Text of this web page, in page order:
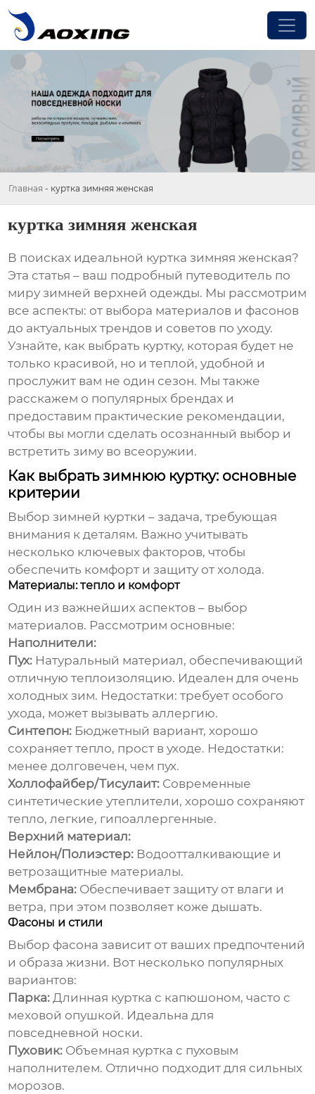
Главная - куртка зимняя женская
куртка зимняя женская
В поисках идеальной куртка зимняя женская?
Эта статья – ваш подробный путеводитель по
миру зимней верхней одежды. Мы рассмотрим
все аспекты: от выбора материалов и фасонов
до актуальных трендов и советов по уходу.
Узнайте, как выбрать куртку, которая будет не
только красивой, но и теплой, удобной и
прослужит вам не один сезон. Мы также
расскажем о популярных брендах и
предоставим практические рекомендации,
чтобы вы могли сделать осознанный выбор и
встретить зиму во всеоружии.
Как выбрать зимнюю куртку: основные
критерии
Выбор зимней куртки – задача, требующая
внимания к деталям. Важно учитывать
несколько ключевых факторов, чтобы
обеспечить комфорт и защиту от холода.
Материалы: тепло и комфорт
Один из важнейших аспектов – выбор
материалов. Рассмотрим основные:
Наполнители:
Пух: Натуральный материал, обеспечивающий
отличную теплоизоляцию. Идеален для очень
холодных зим. Недостатки: требует особого
ухода, может вызывать аллергию.
Синтепон: Бюджетный вариант, хорошо
сохраняет тепло, прост в уходе. Недостатки:
менее долговечен, чем пух.
Холлофайбер/Тисулаит: Современные
синтетические утеплители, хорошо сохраняют
тепло, легкие, гипоаллергенные.
Верхний материал:
Нейлон/Полиэстер: Водоотталкивающие и
ветрозащитные материалы.
Мембрана: Обеспечивает защиту от влаги и
ветра, при этом позволяет коже дышать.
Фасоны и стили
Выбор фасона зависит от ваших предпочтений
и образа жизни. Вот несколько популярных
вариантов:
Парка: Длинная куртка с капюшоном, часто с
меховой опушкой. Идеальна для
повседневной носки.
Пуховик: Объемная куртка с пуховым
наполнителем. Отлично подходит для сильных
морозов.